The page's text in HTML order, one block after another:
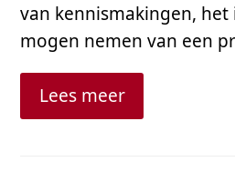
van kennismakingen,
mogen nemen van een
Lees meer